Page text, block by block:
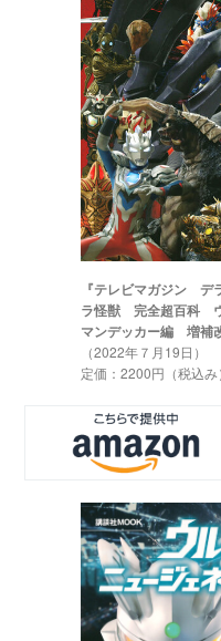
『テレビマガジン
ラ怪獣 完全超百科
マンデッカー編 増補
（2022年７月19日）
定価：2200円（税込